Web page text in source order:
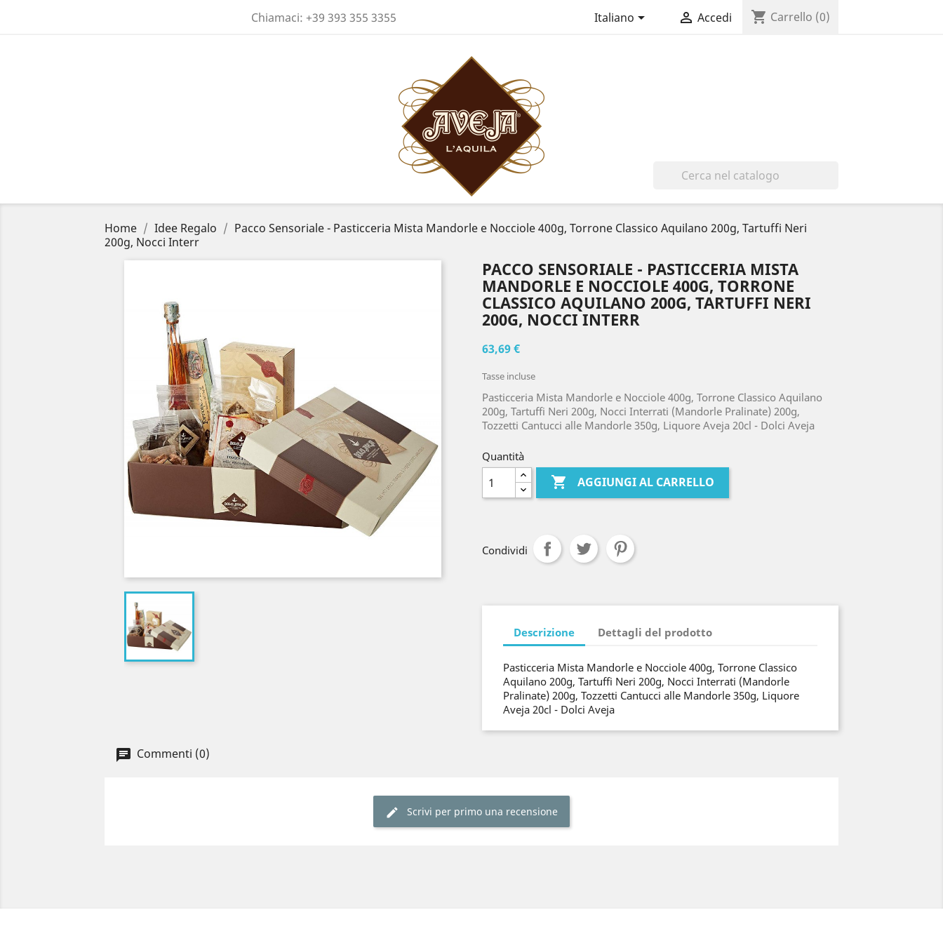
Chiamaci: +39 393 355 3355 Italiano  Accedi shopping_cart Carrello (0)

Home Idee Regalo
Pacco Sensoriale - Pasticceria Mista Mandorle e Nocciole 400g, Torrone Classico Aquilano 200g, Tartuffi Neri
200g, Nocci Interr
PACCO SENSORIALE - PASTICCERIA MISTA
MANDORLE E NOCCIOLE 400G, TORRONE
CLASSICO AQUILANO 200G, TARTUFFI NERI
200G, NOCCI INTERR
63,69 €
Tasse incluse
Pasticceria Mista Mandorle e Nocciole 400g, Torrone Classico Aquilano
200g, Tartuffi Neri 200g, Nocci Interrati (Mandorle Pralinate) 200g,
Tozzetti Cantucci alle Mandorle 350g, Liquore Aveja 20cl - Dolci Aveja
Quantità
 AGGIUNGI AL CARRELLO
Condividi
Descrizione Dettagli del prodotto
Pasticceria Mista Mandorle e Nocciole 400g, Torrone Classico
Aquilano 200g, Tartuffi Neri 200g, Nocci Interrati (Mandorle
Pralinate) 200g, Tozzetti Cantucci alle Mandorle 350g, Liquore
Aveja 20cl - Dolci Aveja
Commenti (0)
Scrivi per primo una recensione